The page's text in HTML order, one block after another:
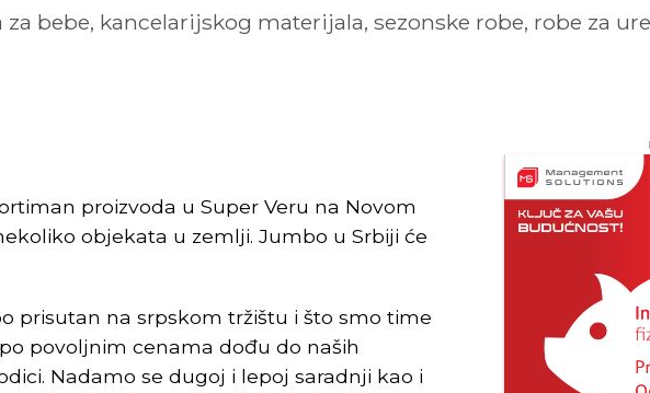
bebe, kancelarijskog materijala, sezonske robe, robe za
proizvoda u Super Veru na Novom
objekata u zemlji. Jumbo u Srbiji će
prisutan na srpskom tržištu i što smo time
povoljnim cenama dođu do naših
Nadamo se dugoj i lepoj saradnji kao i